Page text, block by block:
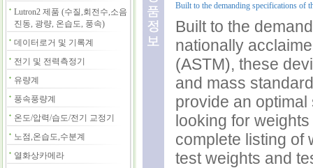
Lutron2 제품 (수질,회전수,소음
진동, 광량, 온습도, 풍속)
데이터로거 및 기록계
전기 및 전력측정기
유량계
풍속풍량계
온도/압력/습도/전기 교정기
노점,온습도,수분계
열화상카메라
Built to the demanding specifications of
Built to the
nationally
(ASTM), these
and mass
provide an
looking for
complete listing of
test weights and